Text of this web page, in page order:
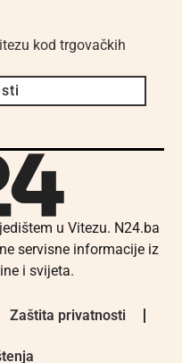
kod trgovačkih
u Vitezu. N24.ba
servisne informacije iz
i svijeta.
Zaštita privatnosti